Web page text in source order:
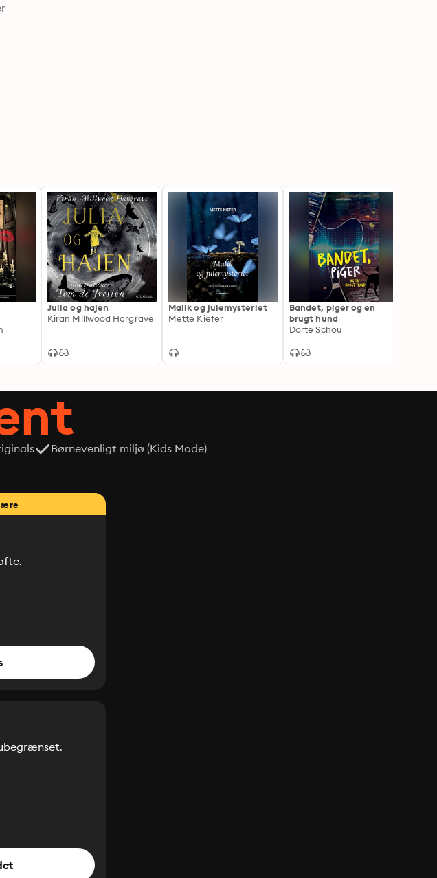
Julia og hajen
Kiran Millwood Hargrave
Malik og julemysteriet
Mette Kiefer
Bandet, piger og en
brugt hund
Dorte Schou
Børnevenligt miljø (Kids Mode)